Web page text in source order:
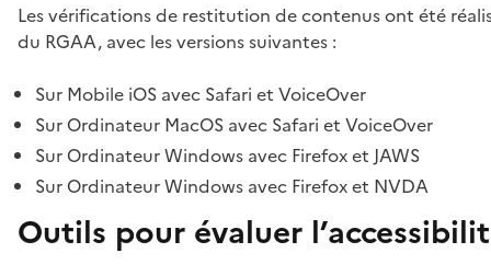
Les vérifications de restitution de contenus ont été
du RGAA, avec les versions suivantes :
Sur Mobile iOS avec Safari et VoiceOver
Sur Ordinateur MacOS avec Safari et VoiceOver
Sur Ordinateur Windows avec Firefox et JAWS
Sur Ordinateur Windows avec Firefox et NVDA
Outils pour évaluer